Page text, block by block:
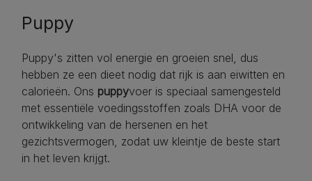
Puppy
Puppy's zitten vol energie en groeien snel, dus
hebben ze een dieet nodig dat rijk is aan eiwitten en
calorieën. Ons puppyvoer is speciaal samengesteld
met essentiële voedingsstoffen zoals DHA voor de
ontwikkeling van de hersenen en het
gezichtsvermogen, zodat uw kleintje de beste start
in het leven krijgt.